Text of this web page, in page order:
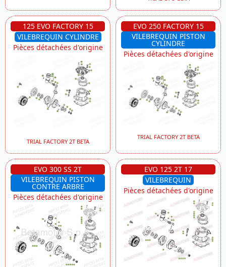
125 EVO FACTORY 15
VILEBREQUIN CYLINDRE
Pièces détachées d'origine
TRIAL FACTORY 2T BETA
EVO 250 FACTORY 15
VILEBREQUIN PISTON
CYLINDRE
Pièces détachées d'origine
TRIAL FACTORY 2T BETA
EVO 300 SS 2T
VILEBREQUIN PISTON
CONTRE ARBRE
Pièces détachées d'origine
EVO 125 2T 17
VILEBREQUIN
Pièces détachées d'origine